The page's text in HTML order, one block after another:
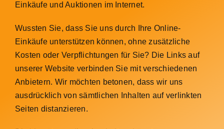
Einkäufe und Auktionen im Internet.
Wussten Sie, dass Sie uns durch Ihre Online-
Einkäufe unterstützen können, ohne zusätzliche
Kosten oder Verpflichtungen für Sie? Die Links auf
unserer Website verbinden Sie mit verschiedenen
Anbietern. Wir möchten betonen, dass wir uns
ausdrücklich von sämtlichen Inhalten auf verlinkten
Seiten distanzieren.